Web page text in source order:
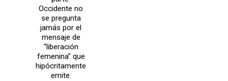
Occidente no
se pregunta
jamás por el
mensaje de
“liberación
femenina” que
hipócritamente
emite.